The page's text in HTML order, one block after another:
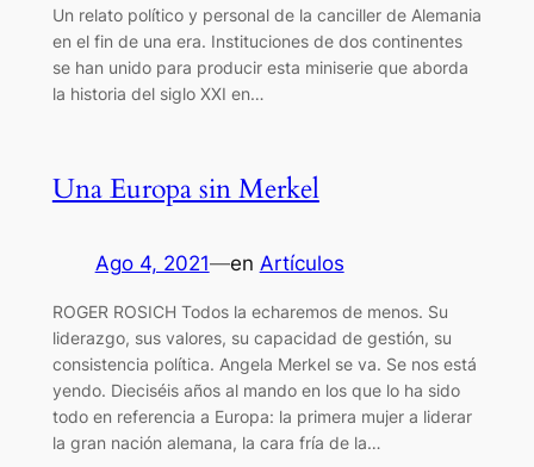
Un relato político y personal de la canciller de Alemania
en el fin de una era. Instituciones de dos continentes
se han unido para producir esta miniserie que aborda
la historia del siglo XXI en…
Una Europa sin Merkel
Ago 4, 2021—en Artículos
ROGER ROSICH Todos la echaremos de menos. Su
liderazgo, sus valores, su capacidad de gestión, su
consistencia política. Angela Merkel se va. Se nos está
yendo. Dieciséis años al mando en los que lo ha sido
todo en referencia a Europa: la primera mujer a liderar
la gran nación alemana, la cara fría de la…